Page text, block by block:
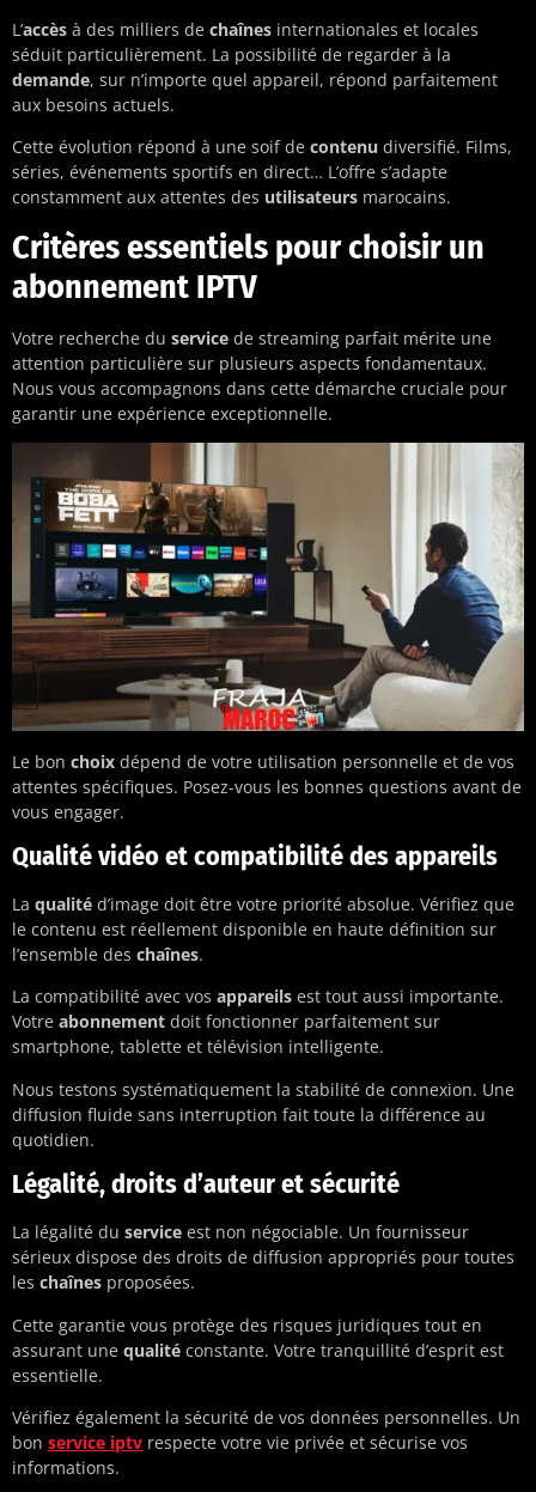
L’accès à des milliers de chaînes internationales et locales
séduit particulièrement. La possibilité de regarder à la
demande, sur n’importe quel appareil, répond parfaitement
aux besoins actuels.
Cette évolution répond à une soif de contenu diversifié. Films,
séries, événements sportifs en direct… L’offre s’adapte
constamment aux attentes des utilisateurs marocains.
Critères essentiels pour choisir un
abonnement IPTV
Votre recherche du service de streaming parfait mérite une
attention particulière sur plusieurs aspects fondamentaux.
Nous vous accompagnons dans cette démarche cruciale pour
garantir une expérience exceptionnelle.
Le bon choix dépend de votre utilisation personnelle et de vos
attentes spécifiques. Posez-vous les bonnes questions avant de
vous engager.
Qualité vidéo et compatibilité des appareils
La qualité d’image doit être votre priorité absolue. Vérifiez que
le contenu est réellement disponible en haute définition sur
l’ensemble des chaînes.
La compatibilité avec vos appareils est tout aussi importante.
Votre abonnement doit fonctionner parfaitement sur
smartphone, tablette et télévision intelligente.
Nous testons systématiquement la stabilité de connexion. Une
diffusion fluide sans interruption fait toute la différence au
quotidien.
Légalité, droits d’auteur et sécurité
La légalité du service est non négociable. Un fournisseur
sérieux dispose des droits de diffusion appropriés pour toutes
les chaînes proposées.
Cette garantie vous protège des risques juridiques tout en
assurant une qualité constante. Votre tranquillité d’esprit est
essentielle.
Vérifiez également la sécurité de vos données personnelles. Un
bon service iptv respecte votre vie privée et sécurise vos
informations.